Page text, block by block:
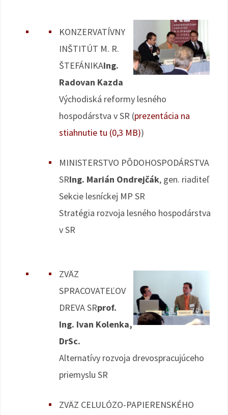
KONZERVATÍVNY
INŠTITÚT M. R.
ŠTEFÁNIKAIng.
Radovan Kazda
Východiská reformy lesného
hospodárstva v SR (prezentácia na
stiahnutie tu (0,3 MB))
MINISTERSTVO PÔDOHOSPODÁRSTVA
SRIng. Marián Ondrejčák, gen. riaditeľ
Sekcie lesníckej MP SR
Stratégia rozvoja lesného hospodárstva
v SR
ZVÄZ
SPRACOVATEĽOV
DREVA SRprof.
Ing. Ivan Kolenka,
DrSc.
Alternatívy rozvoja drevospracujúceho
priemyslu SR
ZVÄZ CELULÓZO-PAPIERENSKÉHO